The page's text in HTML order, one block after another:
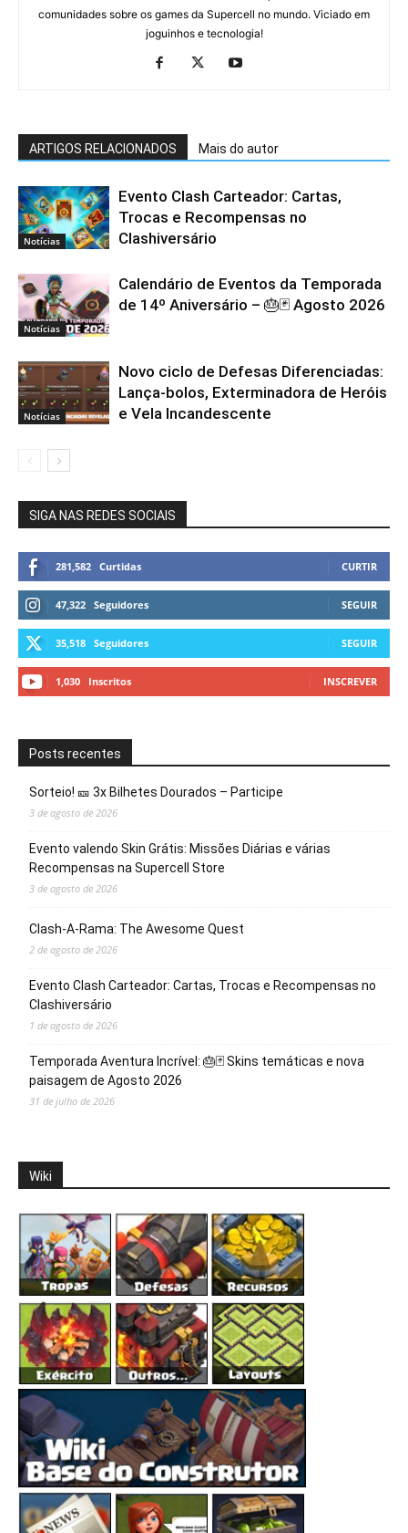
comunidades sobre os games da Supercell no mundo. Viciado em
joguinhos e tecnologia!
ARTIGOS RELACIONADOS Mais do autor
Notícias
Evento Clash Carteador: Cartas,
Trocas e Recompensas no
Clashiversário
Notícias
Calendário de Eventos da Temporada
de 14º Aniversário – 🎂🃏 Agosto 2026
Notícias
Novo ciclo de Defesas Diferenciadas:
Lança-bolos, Exterminadora de Heróis
e Vela Incandescente
SIGA NAS REDES SOCIAIS
281,582 Curtidas CURTIR
47,322 Seguidores SEGUIR
35,518 Seguidores SEGUIR
1,030 Inscritos INSCREVER
Posts recentes
Sorteio! 🎫 3x Bilhetes Dourados – Participe
3 de agosto de 2026
Evento valendo Skin Grátis: Missões Diárias e várias
Recompensas na Supercell Store
3 de agosto de 2026
Clash-A-Rama: The Awesome Quest
2 de agosto de 2026
Evento Clash Carteador: Cartas, Trocas e Recompensas no
Clashiversário
1 de agosto de 2026
Temporada Aventura Incrível: 🎂🃏 Skins temáticas e nova
paisagem de Agosto 2026
31 de julho de 2026
Wiki